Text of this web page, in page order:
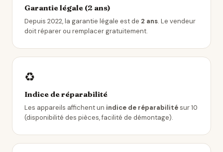
Garantie légale (2 ans)
Depuis 2022, la garantie légale est de 2 ans. Le vendeur
doit réparer ou remplacer gratuitement.
♻️
Indice de réparabilité
Les appareils affichent un indice de réparabilitésur 10
(disponibilité des pièces, facilité de démontage).